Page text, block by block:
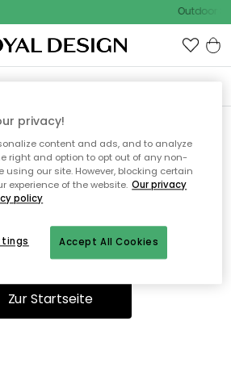
Outdoor
Seite wurde nicht
Startseiteweiter navigieren.
Zur Startseite
privacy!
content and ads, and to analyze
right and option to opt out of any non-
using our site. However, blocking certain
experience of the website. Our privacy
policy
Accept All Cookies